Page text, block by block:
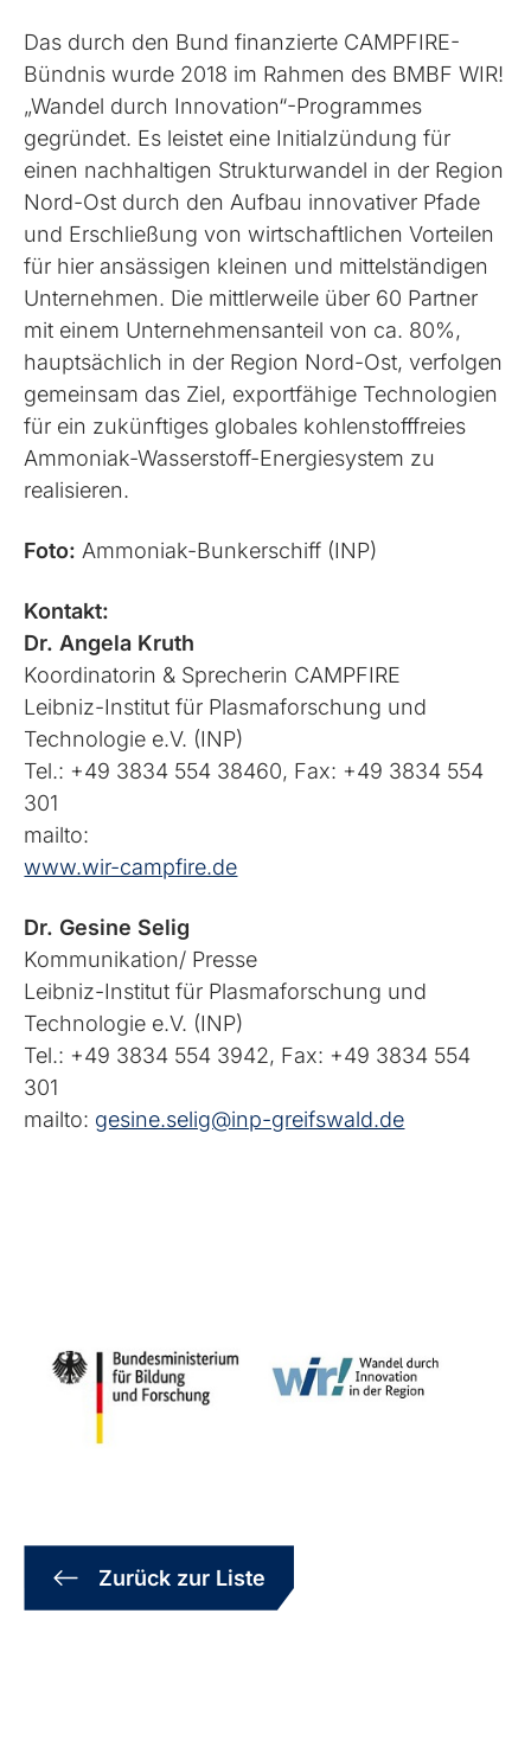
Das durch den Bund finanzierte CAMPFIRE-
Bündnis wurde 2018 im Rahmen des BMBF WIR!
„Wandel durch Innovation“-Programmes
gegründet. Es leistet eine Initialzündung für
einen nachhaltigen Strukturwandel in der Region
Nord-Ost durch den Aufbau innovativer Pfade
und Erschließung von wirtschaftlichen Vorteilen
für hier ansässigen kleinen und mittelständigen
Unternehmen. Die mittlerweile über 60 Partner
mit einem Unternehmensanteil von ca. 80%,
hauptsächlich in der Region Nord-Ost, verfolgen
gemeinsam das Ziel, exportfähige Technologien
für ein zukünftiges globales kohlenstofffreies
Ammoniak-Wasserstoff-Energiesystem zu
realisieren.
Foto: Ammoniak-Bunkerschiff (INP)
Kontakt:
Dr. Angela Kruth
Koordinatorin & Sprecherin CAMPFIRE
Leibniz-Institut für Plasmaforschung und
Technologie e.V. (INP)
Tel.: +49 3834 554 38460, Fax: +49 3834 554
301
mailto:
www.wir-campfire.de
Dr. Gesine Selig
Kommunikation/ Presse
Leibniz-Institut für Plasmaforschung und
Technologie e.V. (INP)
Tel.: +49 3834 554 3942, Fax: +49 3834 554
301
mailto: gesine.selig@inp-greifswald.de
Zurück zur Liste